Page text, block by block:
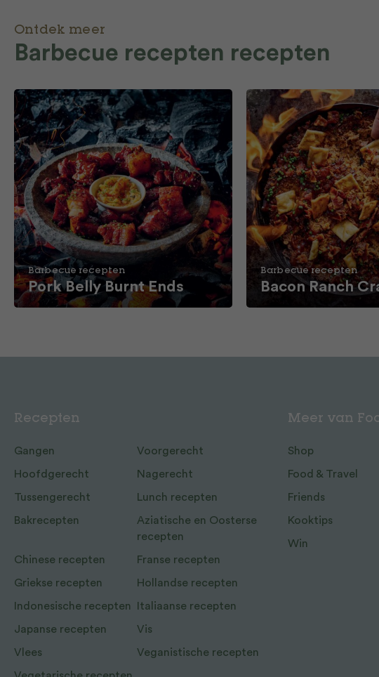
Ontdek meer
Barbecue recepten recepten
Barbecue recepten
Pork Belly Burnt Ends
Barbecue recepten
Bacon Ranch
Recepten
Gangen Voorgerecht
Hoofdgerecht Nagerecht
Tussengerecht Lunch recepten
Bakrecepten
Aziatische en Oosterse
recepten
Chinese recepten Franse recepten
Griekse recepten Hollandse recepten
Indonesische recepten Italiaanse recepten
Japanse recepten Vis
Vlees Veganistische recepten
Meer van
Shop
Food & Travel
Friends
Kooktips
Win